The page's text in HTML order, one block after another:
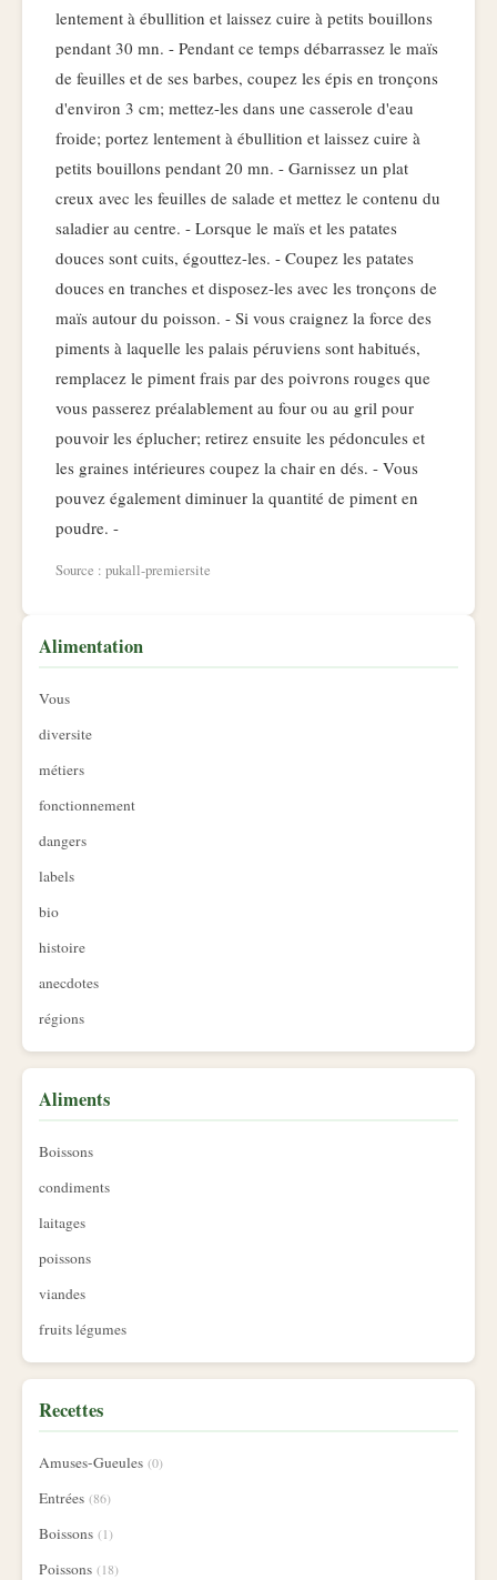
lentement à ébullition et laissez cuire à petits bouillons
pendant 30 mn. - Pendant ce temps débarrassez le maïs
de feuilles et de ses barbes, coupez les épis en tronçons
d'environ 3 cm; mettez-les dans une casserole d'eau
froide; portez lentement à ébullition et laissez cuire à
petits bouillons pendant 20 mn. - Garnissez un plat
creux avec les feuilles de salade et mettez le contenu du
saladier au centre. - Lorsque le maïs et les patates
douces sont cuits, égouttez-les. - Coupez les patates
douces en tranches et disposez-les avec les tronçons de
maïs autour du poisson. - Si vous craignez la force des
piments à laquelle les palais péruviens sont habitués,
remplacez le piment frais par des poivrons rouges que
vous passerez préalablement au four ou au gril pour
pouvoir les éplucher; retirez ensuite les pédoncules et
les graines intérieures coupez la chair en dés. - Vous
pouvez également diminuer la quantité de piment en
poudre. -
Source : pukall-premiersite
Alimentation
Vous
diversite
métiers
fonctionnement
dangers
labels
bio
histoire
anecdotes
régions
Aliments
Boissons
condiments
laitages
poissons
viandes
fruits légumes
Recettes
Amuses-Gueules (0)
Entrées (86)
Boissons (1)
Poissons (18)